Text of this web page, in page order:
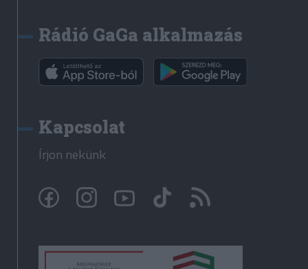
Rádió GaGa alkalmazás
Kapcsolat
Írjon nekünk